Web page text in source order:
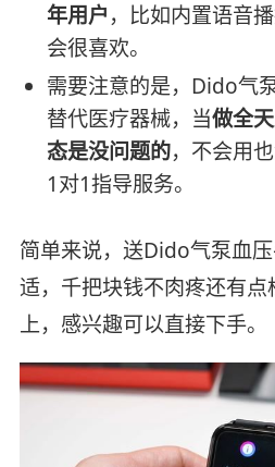
年用户，比如内置语音
会很喜欢。
需要注意的是，Dido气
替代医疗器械，当做全
态是没问题的，不会用
1对1指导服务。
简单来说，送Dido气泵血
适，千把块钱不肉疼还有
上，感兴趣可以直接下手。